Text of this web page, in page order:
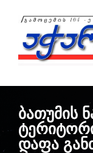
ბათუმის
დაფა